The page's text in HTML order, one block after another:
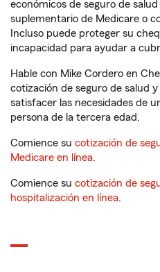
económicos de seguro de
suplementario de Medicare o
Incluso puede proteger su
incapacidad para ayudar a
Hable con Mike Cordero en
cotización de seguro de salud
satisfacer las necesidades de
persona de la tercera edad.
Comience su cotización de
Medicare en línea.
Comience su cotización de
hospitalización en línea.